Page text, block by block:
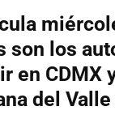
son los
en CDMX
del